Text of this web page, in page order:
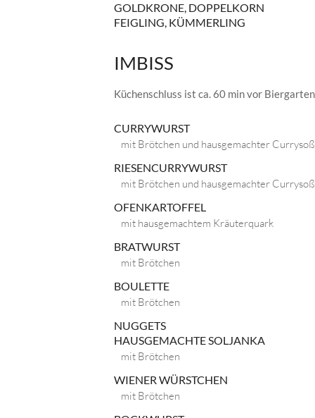
GOLDKRONE, DOPPELKORN
FEIGLING, KÜMMERLING
IMBISS
Küchenschluss ist ca. 60 min vor
CURRYWURST
mit Brötchen und hausgemachter
RIESENCURRYWURST
mit Brötchen und hausgemachter
OFENKARTOFFEL
mit hausgemachtem Kräuterquark
BRATWURST
mit Brötchen
BOULETTE
mit Brötchen
NUGGETS
HAUSGEMACHTE SOLJANKA
mit Brötchen
WIENER WÜRSTCHEN
mit Brötchen